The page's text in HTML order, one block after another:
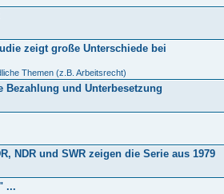
zeigt große Unterschiede bei
Themen (z.B. Arbeitsrecht)
Bezahlung und Unterbesetzung
NDR und SWR zeigen die Serie aus 1979
...